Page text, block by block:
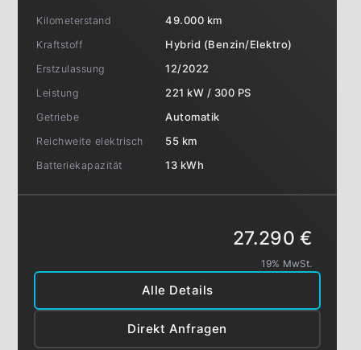
Kilometerstand
49.000 km
Kraftstoff
Hybrid (Benzin/Elektro)
Erstzulassung
12/2022
Leistung
221 kW / 300 PS
Getriebe
Automatik
Reichweite elektrisch
55 km
Batteriekapazität
13 kWh
Alle Details
Direkt Anfragen
27.290 €
19% MwSt.